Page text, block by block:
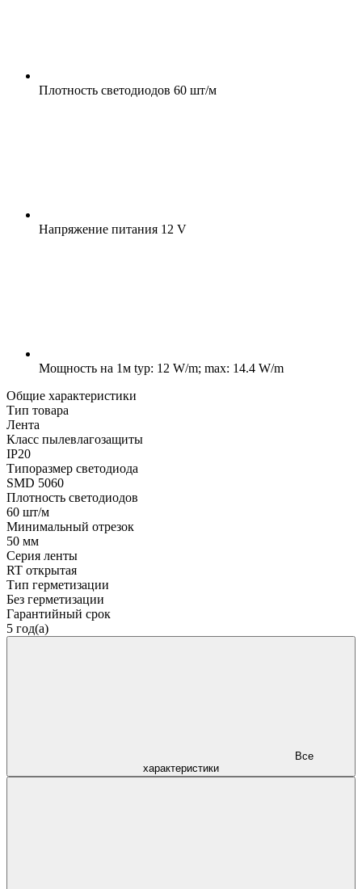
Плотность светодиодов 60 шт/м
Напряжение питания 12 V
Мощность на 1м typ: 12 W/m; max: 14.4 W/m
Общие характеристики
Тип товара
Лента
Класс пылевлагозащиты
IP20
Типоразмер светодиода
SMD 5060
Плотность светодиодов
60 шт/м
Минимальный отрезок
50 мм
Серия ленты
RT открытая
Тип герметизации
Без герметизации
Гарантийный срок
5 год(а)
характеристики